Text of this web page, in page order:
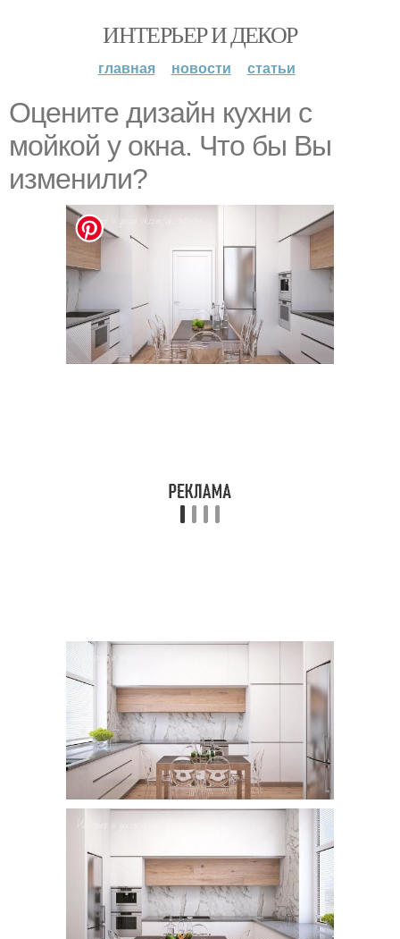
ИНТЕРЬЕР И ДЕКОР
главная новости статьи
Оцените дизайн кухни с
мойкой у окна. Что бы Вы
изменили?